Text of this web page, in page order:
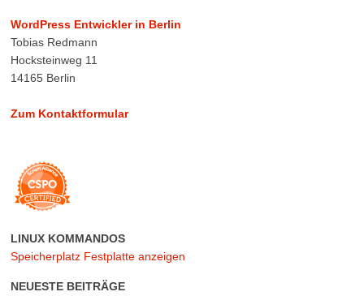
WordPress Entwickler in Berlin
Tobias Redmann
Hocksteinweg 11
14165 Berlin
Zum Kontaktformular
LINUX KOMMANDOS
Speicherplatz Festplatte anzeigen
NEUESTE BEITRÄGE